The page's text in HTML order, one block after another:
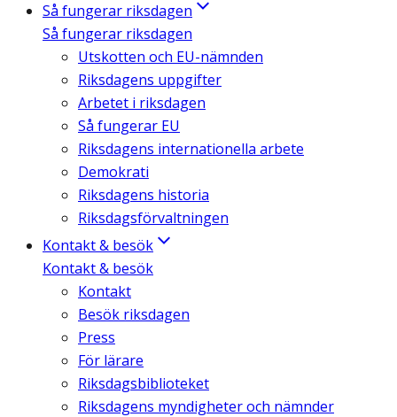
Så fungerar riksdagen
Så fungerar riksdagen
Utskotten och EU-nämnden
Riksdagens uppgifter
Arbetet i riksdagen
Så fungerar EU
Riksdagens internationella arbete
Demokrati
Riksdagens historia
Riksdagsförvaltningen
Kontakt & besök
Kontakt & besök
Kontakt
Besök riksdagen
Press
För lärare
Riksdagsbiblioteket
Riksdagens myndigheter och nämnder